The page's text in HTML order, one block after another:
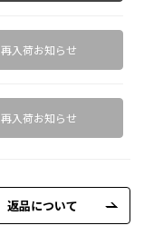
再入荷お知らせ
再入荷お知らせ
返品について